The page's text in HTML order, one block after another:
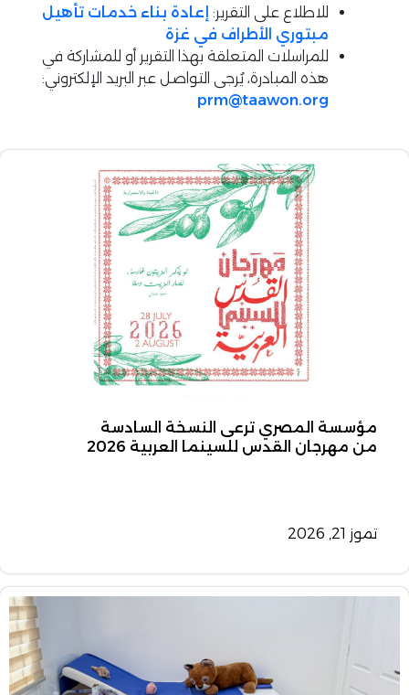
للاطلاع على التقرير: إعادة بناء خدمات تأهيل
مبتوري الأطراف في غزة
للمراسلات المتعلقة بهذا التقرير أو للمشاركة في
هذه المبادرة، يُرجى التواصل عبر البريد الإلكتروني:
prm@taawon.org
مؤسسة المصري ترعى النسخة السادسة
من مهرجان القدس للسينما العربية 2026
تموز 21, 2026